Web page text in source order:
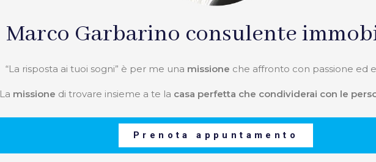
Marco Garbarino consulente
“La risposta ai tuoi sogni” è per me una missione che affronto con passione ed
La missione di trovare insieme a te la casa perfetta che condividerai con le
Prenota appuntamento